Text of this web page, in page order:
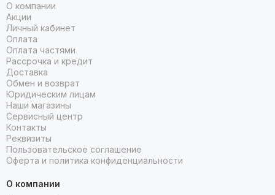
О компании
Акции
Личный кабинет
Оплата
Оплата частями
Рассрочка и кредит
Доставка
Обмен и возврат
Юридическим лицам
Наши магазины
Сервисный центр
Контакты
Реквизиты
Пользовательское соглашение
Оферта и политика конфиденциальности
О компании